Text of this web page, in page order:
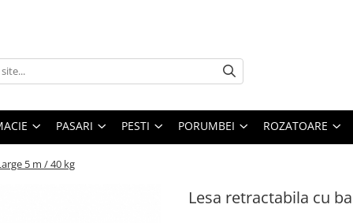
PASARI PESTI PORUMBEI ROZATOARE
5 m / 40 kg
Lesa retractabila cu